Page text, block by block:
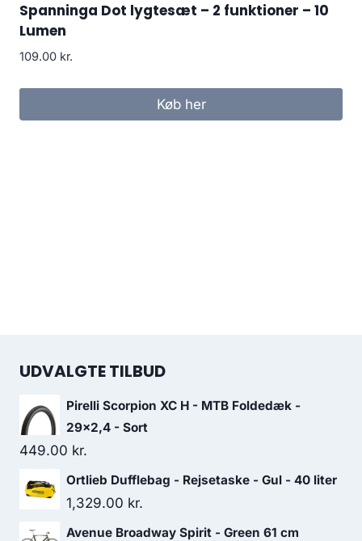
Spanninga Dot lygtesæt – 2 funktioner – 10
Lumen
109.00 kr.
Køb her
UDVALGTE TILBUD
Pirelli Scorpion XC H - MTB Foldedæk -
29x2,4 - Sort
449.00 kr.
Ortlieb Dufflebag - Rejsetaske - Gul - 40 liter
1,329.00 kr.
Avenue Broadway Spirit - Green 61 cm